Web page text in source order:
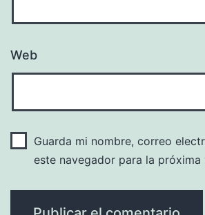
Web
Guarda mi nombre, correo
este navegador para la próxima